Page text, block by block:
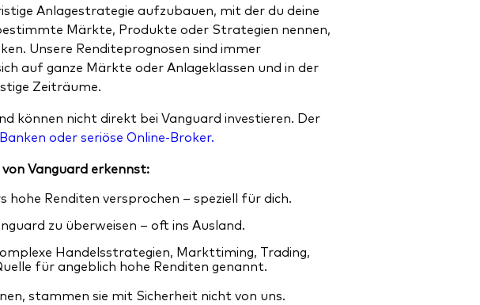
Anlagestrategie aufzubauen, mit der du deine
Märkte, Produkte oder Strategien nennen,
Unsere Renditeprognosen sind immer
auf ganze Märkte oder Anlageklassen und in der
Zeiträume.
können nicht direkt bei Vanguard investieren. Der
oder seriöse Online-Broker.
Vanguard erkennst:
Renditen versprochen – speziell für dich.
zu überweisen – oft ins Ausland.
Handelsstrategien, Markttiming, Trading,
für angeblich hohe Renditen genannt.
stammen sie mit Sicherheit nicht von uns.